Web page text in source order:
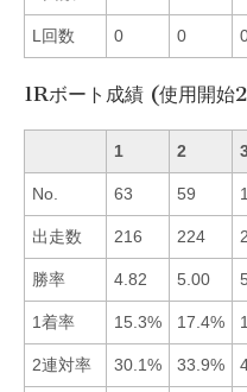
L回数 0 0
1Rボート成績 (使用開
1 2
No. 63 59
出走数 216 224
勝率 4.82 5.00
1着率 15.3% 17.4%
2連対率 30.1% 33.9%